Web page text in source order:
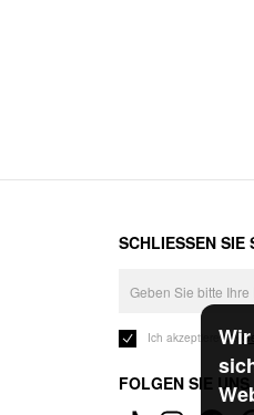
SCHLIESSEN SIE
Ich akzeptiere die
FOLGEN SIE UNS